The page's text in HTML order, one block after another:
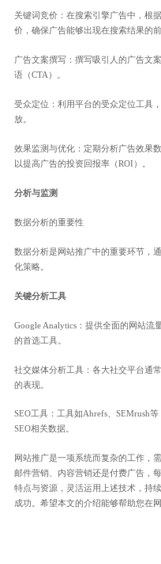
关键词竞价：在搜索引擎广告中，根
价，确保广告能够出现在搜索结果的前
广告文案撰写：撰写吸引人的广告文
语（CTA）。
受众定位：利用平台的受众定位工具
放。
效果监测与优化：定期分析广告效果
以提高广告的投资回报率（ROI）。
分析与监测
数据分析的重要性
数据分析是网站推广中的重要环节，
化策略。
关键分析工具
Google Analytics：提供全面的网站流
的首选工具。
社交媒体分析工具：各大社交平台通
的表现。
SEO工具：工具如Ahrefs、SEMrush
SEO相关数据。
网站推广是一项系统而复杂的工作，
邮件营销、内容营销还是付费广告，
特点与资源，灵活运用上述技术，持
成功。希望本文的介绍能够帮助您在